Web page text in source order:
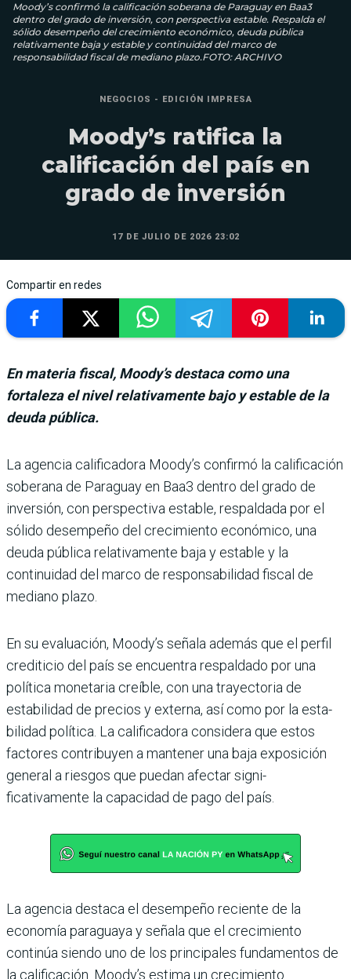
Moody’s confirmó la calificación soberana de Paraguay en Baa3
dentro del grado de inversión, con perspectiva estable. Respalda el
sólido desempeño del crecimiento económico, deuda pública
relativamente baja y estable y continuidad del marco de
responsabilidad fiscal de mediano plazo.FOTO: ARCHIVO
NEGOCIOS - EDICIÓN IMPRESA
Moody’s ratifica la
calificación del país en
grado de inversión
17 DE JULIO DE 2026 23:02
Compartir en redes
En materia fiscal, Moody’s destaca como una
fortaleza el nivel relativamente bajo y estable de la
deuda pública.
La agencia calificadora Moody’s confirmó la calificación
soberana de Paraguay en Baa3 dentro del grado de
inversión, con pers­pectiva estable, respaldada por el
sólido desempeño del crecimiento económico, una
deuda pública relativamente baja y estable y la
continuidad del marco de responsabilidad fiscal de
mediano plazo.
En su evaluación, Moody’s señala además que el perfil
crediticio del país se encuentra respal­dado por una
política moneta­ria creíble, con una trayecto­ria de
estabilidad de precios y externa, así como por la esta­
bilidad política. La calificadora considera que estos
factores contribuyen a mantener una baja exposición
general a ries­gos que puedan afectar signi­
ficativamente la capacidad de pago del país.
La agencia des­taca el desempeño reciente de la
economía paraguaya y señala que el crecimiento
continúa siendo uno de los principales fundamentos de
la califica­ción. Moody’s estima un cre­cimiento